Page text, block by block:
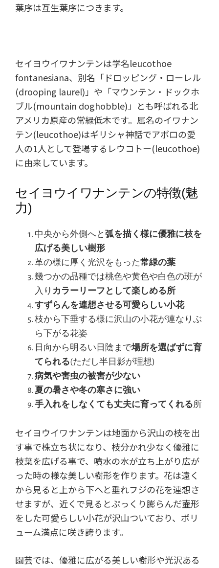
葉序は互生葉序につきます。
セイヨウイワナンテンは学名leucothoe
fontanesiana、別名「ドロッピング・ローレル
(drooping laurel)」や「マウンテン・ドックホ
ブル(mountain doghobble)」とも呼ばれる北
アメリカ原産の常緑低木です。属名のイワナン
テン(leucothoe)はギリシャ神話でアポロの愛
人の1人として登場するレウコトー(leucothoe)
に由来しています。
セイヨウイワナンテンの特徴(魅
力)
中央から外側へと弧を描く様に優雅に枝を
広げる美しい樹形
革の様に厚く光沢をもった常緑の葉
幾つかの品種では桃色や黄色や白色の班が
入り カラーリーフとして楽しめる所
すずらんを連想させる可愛らしい小花
枝から下垂する様に沢山の小花が連なりぶ
ら下がる花姿
日向から明るい日陰まで場所を選ばずに育
てられる(ただし半日影が理想)
病気や害虫の被害が少ない
夏の暑さや冬の寒さに強い
手入れをしなくても丈夫に育ってくれる所
セイヨウイワナンテンは地面から沢山の枝を出
す事で株立ち状になり、枝分かれ少なく優雅に
枝葉を広げる事で、噴水の水が立ち上がり広が
った時の様な美しい樹形を作ります。花は遠く
から見ると上から下へと垂れフジの花を連想さ
せますが、近くで見るとぷっくり膨らんだ壷形
をした可愛らしい小花が沢山ついており、ボリ
ューム満点に咲き誇ります。
園芸では、優雅に広がる美しい樹形や光沢ある